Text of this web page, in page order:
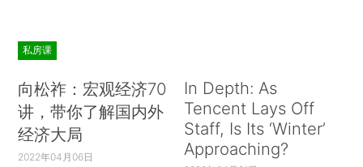
私房课
向松祚：宏观经济70
讲，带你了解国内外
经济大局
2022年04月06日
In Depth: As
Tencent Lays Off
Staff, Is Its ‘Winter’
Approaching?